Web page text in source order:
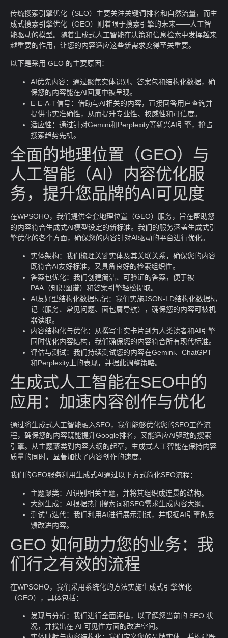
传统搜索引擎优化（SEO）主要关注关键词排名和自然流量，而生
成式搜索引擎优化（GEO）则着眼于搜索引擎的未来——人工智
能驱动的模型。随着生成式人工智能在决策和信息检索中发挥越来
越重要的作用，让您的内容适应这些新需求变得至关重要。
以下是采用 GEO 的主要原因：
AI优先内容：通过聚焦实体识别、答案包和结构化数据，确
保您的内容能在AI回复中被呈现。
E-E-A-T信号：借助与AI相关的内容，直接回答用户查询并
提供事实准确性，从而提升专业性、权威性和可信度。
适应性：通过针对Gemini和Perplexity等新兴AI引擎，抢占
搜索趋势先机。
全面的地理位置（GEO）与
人工智能（AI）内容优化服
务，提升您品牌的AI可见度
在WPSOHO，我们提供全套地理位置（GEO）服务，旨在帮助您
的内容符合生成式AI模型设定的新标准。我们的服务涵盖生成式引
擎优化的各个方面，确保您的内容针对AI驱动的平台进行优化。
实体架构：我们梳理关键实体及其关联关系，确保您的内容
既符合AI友好标准，又具备良好的检索组织性。
答案包优化：我们创建简洁、可验证的答案，便于被
PAA（知识图谱）和答案引擎轻松提取。
AI友好型结构化数据标记：我们实施JSON-LD结构化数据标
记（服务、常见问题、面包屑导航），确保您的内容可被机
器读取。
内容结构化与优化：从撰写事实卡片到为人类读者和AI引擎
同时优化内容结构，我们确保您的内容符合所有现代标准。
评估与测试：我们持续测试您的内容在Gemini、ChatGPT
和Perplexity上的表现，并据此调整策略。
生成式人工智能在SEO中的
应用：加速内容创作与优化
通过将生成式人工智能融入SEO，我们能够优化您的SEO工作流
程，确保您的内容既能提升Google排名，又能适应AI驱动的搜索
引擎。从主题聚类到内容大纲的起草，生成式人工智能在保持内容
质量的同时，显著加快了内容创作的速度。
我们的GEO服务利用生成式AI通过以下方式简化SEO流程：
主题聚类：AI识别相关主题，并将其组织成连贯的结构。
大纲生成：AI根据热门搜索词和SEO需求生成内容大纲。
测试与迭代：我们利用AI进行展示测试，并根据AI引擎的反
馈改进内容。
GEO 如何助力您的业务：我
们行之有效的流程
在WPSOHO，我们采用系统化的方法实施生成式引擎优化
（GEO），具体包括：
发现与分析：我们进行全面评估，以了解您当前的 SEO 状
况，并找出在 AI 可见性方面的改进空间。